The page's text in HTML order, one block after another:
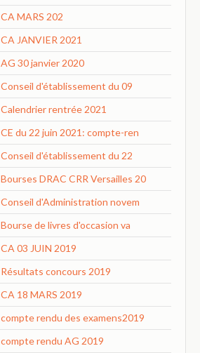
CA MARS 202
CA JANVIER 2021
AG 30 janvier 2020
Conseil d'établissement du 09
Calendrier rentrée 2021
CE du 22 juin 2021: compte-ren
Conseil d'établissement du 22
Bourses DRAC CRR Versailles 20
Conseil d'Administration novem
Bourse de livres d'occasion va
CA 03 JUIN 2019
Résultats concours 2019
CA 18 MARS 2019
compte rendu des examens2019
compte rendu AG 2019